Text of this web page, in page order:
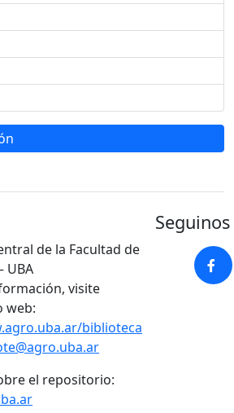
de la Facultad de
UBA
visite
web:
biblioteca
el repositorio: